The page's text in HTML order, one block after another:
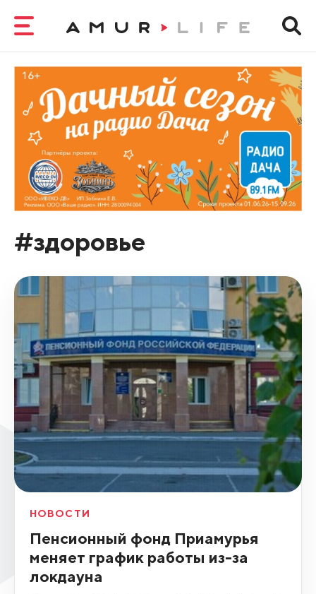
#здоровье
НОВОСТИ
Пенсионный фонд Приамурья
меняет график работы из-за
локдауна